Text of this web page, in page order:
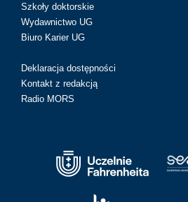
Szkoły doktorskie
Wydawnictwo UG
Biuro Karier UG
Deklaracja dostępności
Kontakt z redakcją
Radio MORS